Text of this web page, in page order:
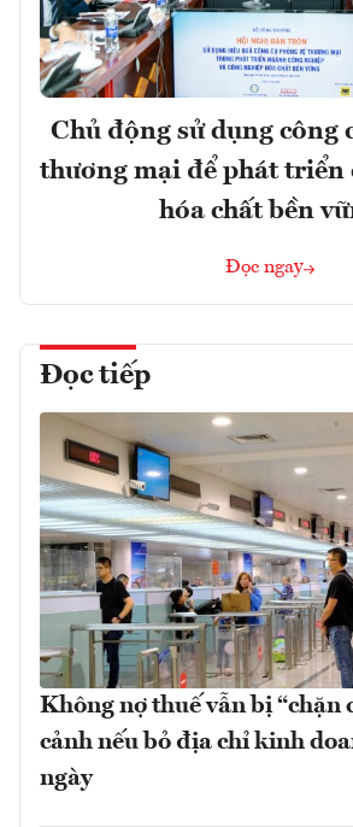
Chủ động sử dụng công
thương mại để phát triển
hóa chất bền
Đọc ngay
Đọc tiếp
Không nợ thuế vẫn bị “chặn
cảnh nếu bỏ địa chỉ kinh
ngày